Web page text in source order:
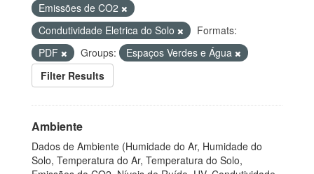
Emissões de CO2
Condutividade Eletrica do Solo
Formats:
PDF
Groups:
Espaços Verdes e Água
Filter Results
Ambiente
Dados de Ambiente (Humidade do Ar, Humidade do
Solo, Temperatura do Ar, Temperatura do Solo,